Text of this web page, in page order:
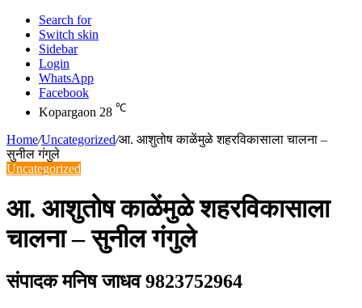
Search for
Switch skin
Sidebar
Login
WhatsApp
Facebook
Kopargaon 28 ℃
Home/Uncategorized/आ. आशुतोष काळेंमुळे शहरविकासाला चालना –
सुनील गंगुले
Uncategorized
आ. आशुतोष काळेंमुळे शहरविकासाला
चालना – सुनील गंगुले
संपादक मनिष जाधव 9823752964